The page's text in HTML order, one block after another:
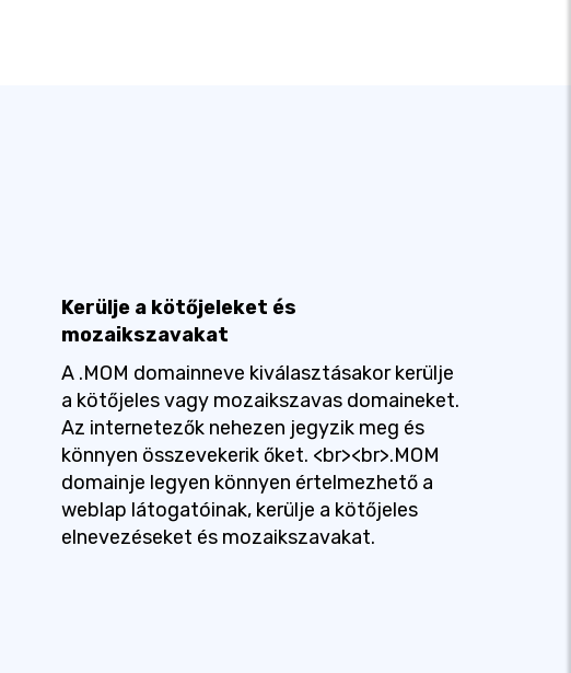
Kerülje a kötőjeleket és
mozaikszavakat
A .MOM domainneve kiválasztásakor kerülje
a kötőjeles vagy mozaikszavas domaineket.
Az internetezők nehezen jegyzik meg és
könnyen összevekerik őket. <br><br>.MOM
domainje legyen könnyen értelmezhető a
weblap látogatóinak, kerülje a kötőjeles
elnevezéseket és mozaikszavakat.